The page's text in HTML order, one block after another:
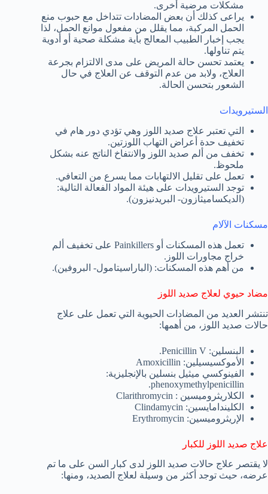
مشكلات مرضية أخرى.
يراعى كذلك أن بعض المضادات تتداخل مع حبوب منع
الحمل المركبة، مما يقلل من مفعول موانع الحمل، لذا
يجب إخبار الطبيب المعالج بأية مشكلة صحية أو أدوية
يتم تناولها.
يعتمد تحسن حالة المريض على مدى الالتزام بجرعة
العلاج، ولابد من عدم التوقف عن العلاج في حال
الشعور بتحسن الحالة.
الستيرويدات
التي تعتبر علاج صديد اللوز وهي تؤدي دور هام في
تخفيف حدة أعراض التهاب اللوزتين.
تخفف من ألم صديد اللوز والانتفاخ الناتج عنه بشكل
ملحوظ.
تعمل على تقليل الالتهابات مما يسرع من التعافي.
توجد الستيرويدات على هيئة المواد الفعالة التالية:
(الديكساميثازون- البريدنيزون).
مسكنات الآلام
تعمل هذه المسكنات أو Painkillers على تخفيف ألم
خراج مجاورات اللوز.
من أهم هذه المسكنات: (الباراسيتامول- البروفين).
مضاد حيوي لعلاج صديد اللوز
تنتشر العديد من المضادات الحيوية التي تعمل على علاج
حالات صديد اللوز، من أهمها:
البنسلين: Penicillin V.
الأموكسيسيلين: Amoxicillin
الفينوكسي ميثيل بنسلين بالإنجليزية:
phenoxymethylpenicillin.
الكلاريثروميسين : Clarithromycin
الكليندامايسين: Clindamycin
الإريثروميسين: Erythromycin
علاج صديد اللوز للكبار
لا يقتصر علاج حالات صديد اللوز لدى كبار السن على ما تم
عرضه، حيث توجد أكثر من وسيلة لعلاج الصديد، ومنها: